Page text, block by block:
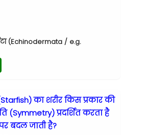
(Echinodermata / e.g.
का शरीर किस प्रकार की
(Symmetry) प्रदर्शित करता है
बदल जाती है?